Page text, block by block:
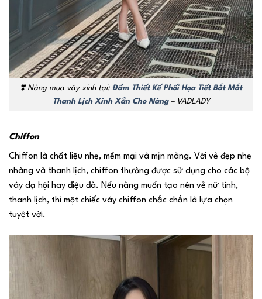
❣️Nàng mua váy xinh tại: Đầm Thiết Kế Phối Họa Tiết Bắt Mắt
Thanh Lịch Xinh Xắn Cho Nàng– VADLADY
Chiffon
Chiffon là chất liệu nhẹ, mềm mại và mịn màng. Với vẻ đẹp nhẹ
nhàng và thanh lịch, chiffon thường được sử dụng cho các bộ
váy dạ hội hay điệu đà. Nếu nàng muốn tạo nên vẻ nữ tính,
thanh lịch, thì một chiếc váy chiffon chắc chắn là lựa chọn
tuyệt vời.